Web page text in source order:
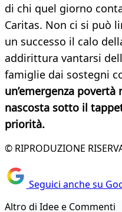
di chi quel giorno
Caritas. Non ci si può
un successo il calo
addirittura vantarsi
famiglie dai sostegni
un’emergenza
nascosta sotto il
priorità.
© RIPRODUZIONE
Seguici anche su
Altro di Idee e Commenti